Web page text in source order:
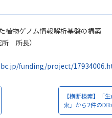
植物ゲノム情報解析基盤の構築
所 所長）
funding/project/
【横断検索】「
索」から2件の